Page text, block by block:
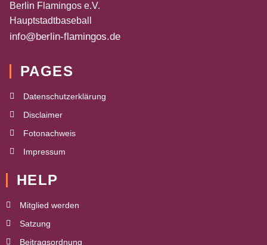
Berlin Flamingos e.V.
Hauptstadtbaseball
info@berlin-flamingos.de
PAGES
Datenschutzerklärung
Disclaimer
Fotonachweis
Impressum
HELP
Mitglied werden
Satzung
Beitragsordnung